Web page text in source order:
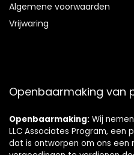
Algemene voorwaarden
Vrijwaring
Openbaarmaking van
Openbaarmaking: Wij
LLC Associates Program,
dat is ontworpen om ons een